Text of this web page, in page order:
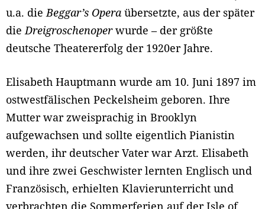
u.a. die Beggar’s Operaübersetzte, aus der später
die Dreigroschenoperwurde – der größte
deutsche Theatererfolg der 1920er Jahre.
Elisabeth Hauptmann wurde am 10. Juni 1897 im
ostwestfälischen Peckelsheim geboren. Ihre
Mutter war zweisprachig in Brooklyn
aufgewachsen und sollte eigentlich Pianistin
werden, ihr deutscher Vater war Arzt. Elisabeth
und ihre zwei Geschwister lernten Englisch und
Französisch, erhielten Klavierunterricht und
verbrachten die Sommerferien auf der Isle of